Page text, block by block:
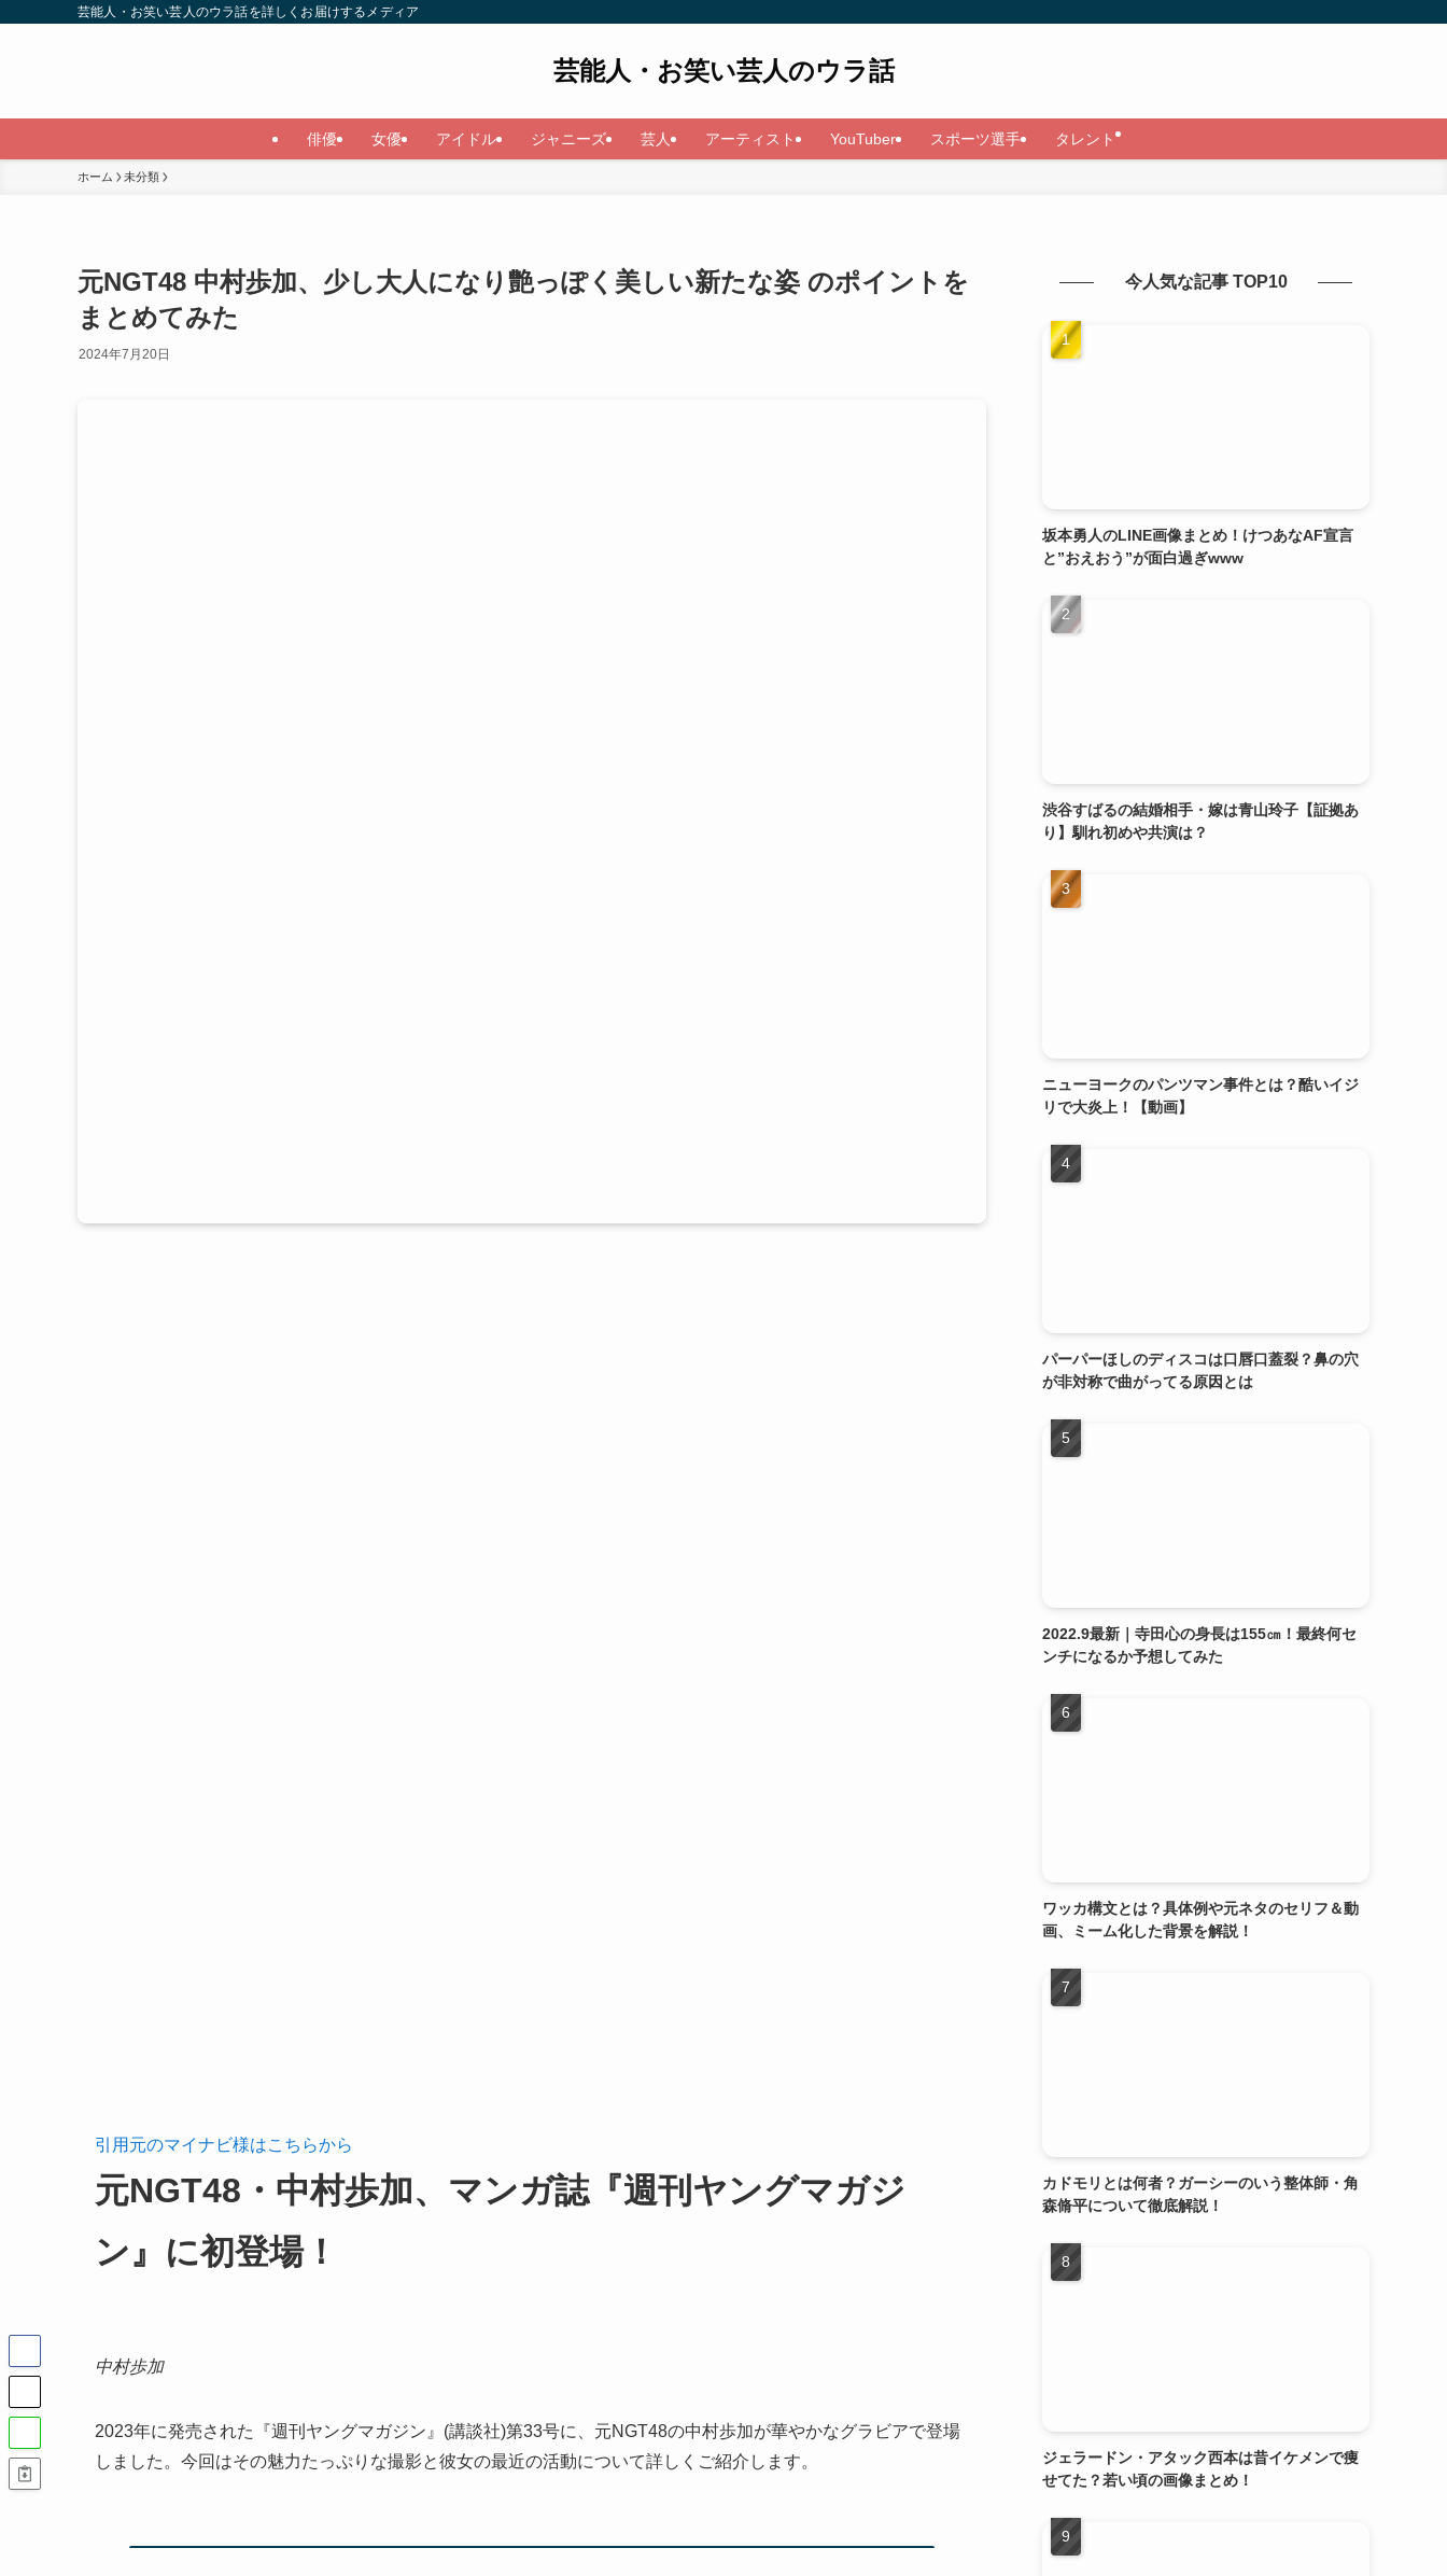
芸能人・お笑い芸人のウラ話を詳しくお届けするメディア
芸能人・お笑い芸人のウラ話
俳優 女優 アイドル ジャニーズ 芸人 アーティスト YouTuber スポーツ選手 タレント
ホーム 未分類
元NGT48 中村歩加、少し大人になり艶っぽく美しい新たな姿 のポイントを
まとめてみた
2024年7月20日
引用元のマイナビ様はこちらから
元NGT48・中村歩加、マンガ誌『週刊ヤングマガジ
ン』に初登場！
中村歩加
2023年に発売された『週刊ヤングマガジン』(講談社)第33号に、元NGT48の中村歩加が華やかなグラビアで登場
しました。今回はその魅力たっぷりな撮影と彼女の最近の活動について詳しくご紹介します。
今人気な記事 TOP10
坂本勇人のLINE画像まとめ！けつあなAF宣言
と”おえおう”が面白過ぎwww
渋谷すばるの結婚相手・嫁は青山玲子【証拠あ
り】馴れ初めや共演は？
ニューヨークのパンツマン事件とは？酷いイジ
リで大炎上！【動画】
パーパーほしのディスコは口唇口蓋裂？鼻の穴
が非対称で曲がってる原因とは
2022.9最新｜寺田心の身長は155㎝！最終何セ
ンチになるか予想してみた
ワッカ構文とは？具体例や元ネタのセリフ＆動
画、ミーム化した背景を解説！
カドモリとは何者？ガーシーのいう整体師・角
森脩平について徹底解説！
ジェラードン・アタック西本は昔イケメンで痩
せてた？若い頃の画像まとめ！